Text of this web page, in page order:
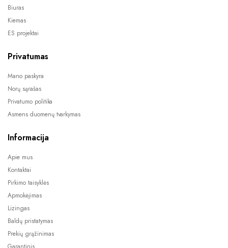
Biuras
Kiemas
ES projektai
Privatumas
Mano paskyra
Norų sąrašas
Privatumo politika
Asmens duomenų tvarkymas
Informacija
Apie mus
Kontaktai
Pirkimo taisyklės
Apmokėjimas
Lizingas
Baldų pristatymas
Prekių grąžinimas